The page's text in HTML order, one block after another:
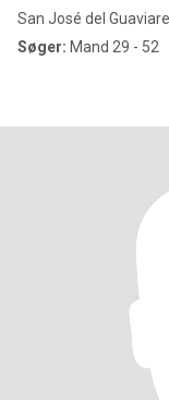
San José del
Søger: Mand 29 - 52